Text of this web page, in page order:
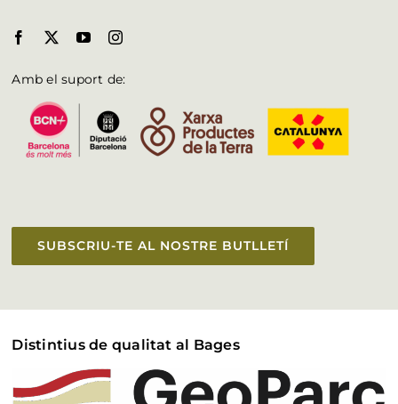
Amb el suport de:
SUBSCRIU-TE AL NOSTRE BUTLLETÍ
Distintius de qualitat al Bages